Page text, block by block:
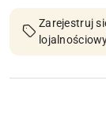
Zarejestruj